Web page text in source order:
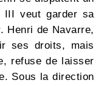
III veut garder sa
Henri de Navarre,
ses droits, mais
refuse de laisser
Sous la direction